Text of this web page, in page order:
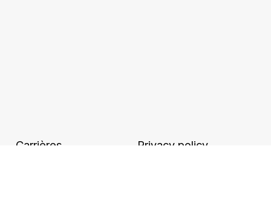
Carrières
Privacy policy